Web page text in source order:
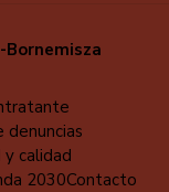
denuncias
calidad
2030Contacto